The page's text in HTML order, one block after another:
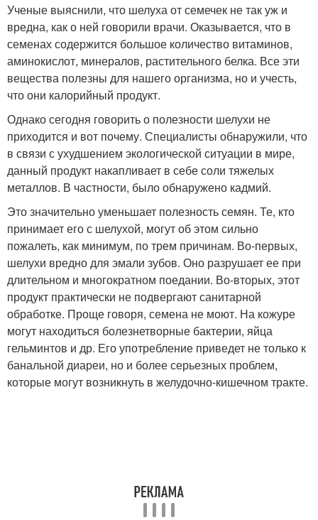
Ученые выяснили, что шелуха от семечек не так уж и
вредна, как о ней говорили врачи. Оказывается, что в
семенах содержится большое количество витаминов,
аминокислот, минералов, растительного белка. Все эти
вещества полезны для нашего организма, но и учесть,
что они калорийный продукт.
Однако сегодня говорить о полезности шелухи не
приходится и вот почему. Специалисты обнаружили, что
в связи с ухудшением экологической ситуации в мире,
данный продукт накапливает в себе соли тяжелых
металлов. В частности, было обнаружено кадмий.
Это значительно уменьшает полезность семян. Те, кто
принимает его с шелухой, могут об этом сильно
пожалеть, как минимум, по трем причинам. Во-первых,
шелухи вредно для эмали зубов. Оно разрушает ее при
длительном и многократном поедании. Во-вторых, этот
продукт практически не подвергают санитарной
обработке. Проще говоря, семена не моют. На кожуре
могут находиться болезнетворные бактерии, яйца
гельминтов и др. Его употребление приведет не только к
банальной диареи, но и более серьезных проблем,
которые могут возникнуть в желудочно-кишечном тракте.